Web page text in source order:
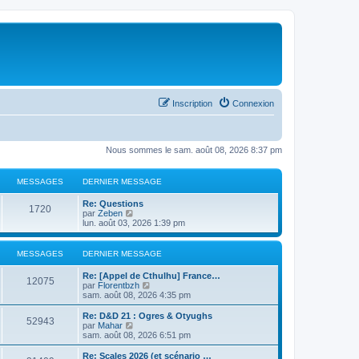
Connexion
Inscription
Nous sommes le sam. août 08, 2026 8:37 pm
MESSAGES DERNIER MESSAGE
1720
Re: Questions
par Zeben
o
n
s
u
e
r
l
e
d
r
n
i
lun. août 03, 2026 1:39 pm
MESSAGES DERNIER MESSAGE
12075
Re: [Appel de Cthulhu] France…
par Florentbzh
o
n
s
l
e
sam. août 08, 2026 4:35 pm
52943
Re: D&D 21 : Ogres & Otyughs
par Mahar
o
n
s
sam. août 08, 2026 6:51 pm
Re: Scales 2026 (et scénario …